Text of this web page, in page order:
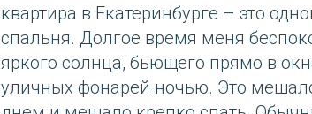
квартира в Екатеринбурге – это
спальня. Долгое время меня
яркого солнца, бьющего прямо в
уличных фонарей ночью. Это